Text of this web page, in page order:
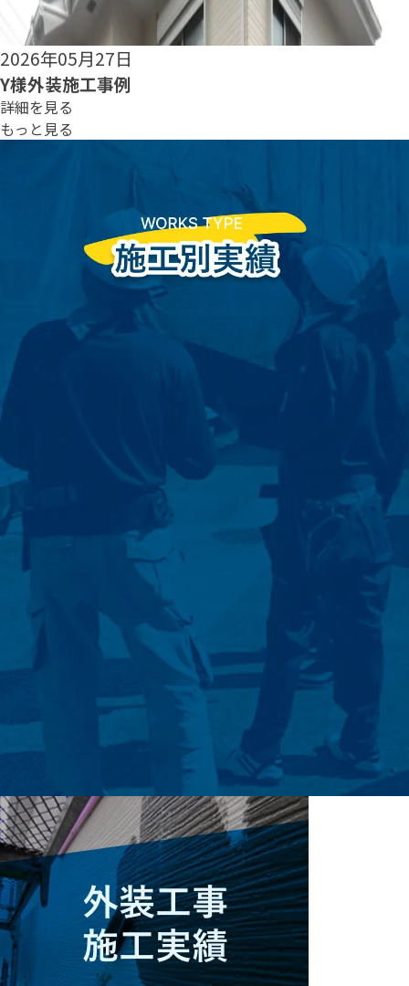
2026年05月25日
S様外装施工事例
詳細を見る
もっと見る